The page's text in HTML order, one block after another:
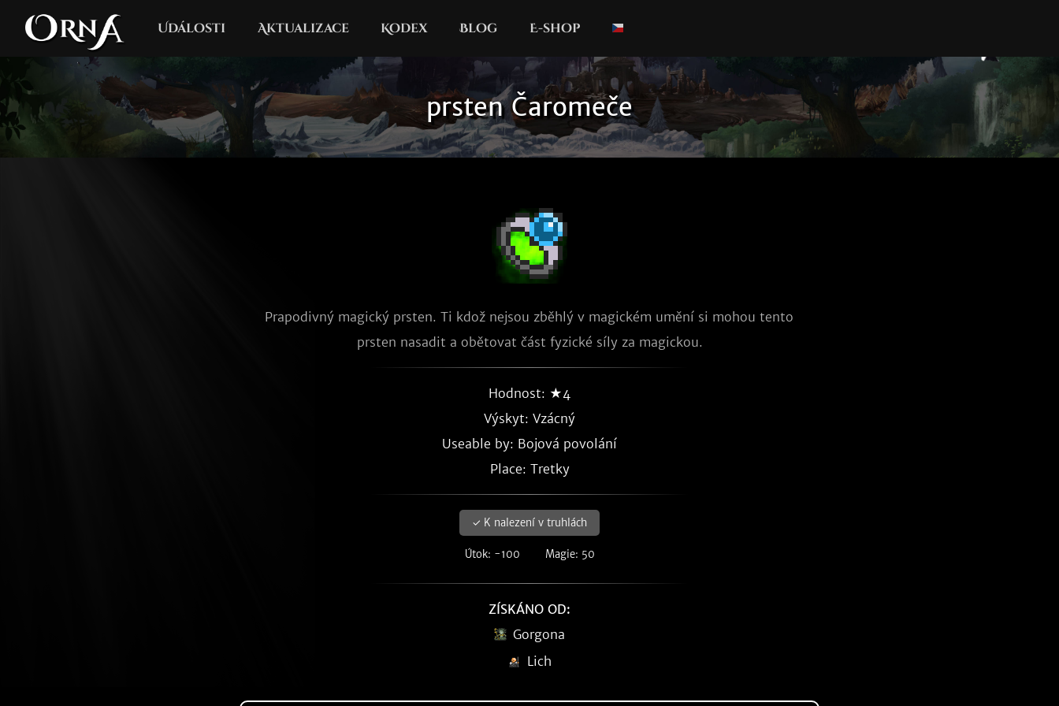
Události Aktualizace Kodex Blog E-shop
prsten Čaromeče
Prapodivný magický prsten. Ti kdož nejsou zběhlý v magickém umění si mohou tento
prsten nasadit a obětovat část fyzické síly za magickou.
Hodnost: ★4
Výskyt: Vzácný
Useable by: Bojová povolání
Place: Tretky
✓ K nalezení v truhlách
Útok: -100 Magie: 50
ZÍSKÁNO OD:
Gorgona
Lich